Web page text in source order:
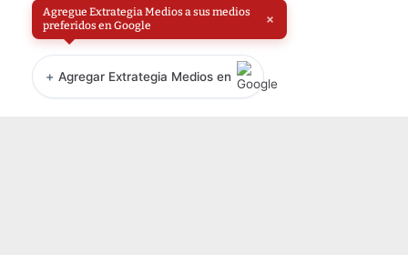
Agregue Extrategia Medios a sus medios
preferidos en Google
×
+ Agregar Extrategia Medios en